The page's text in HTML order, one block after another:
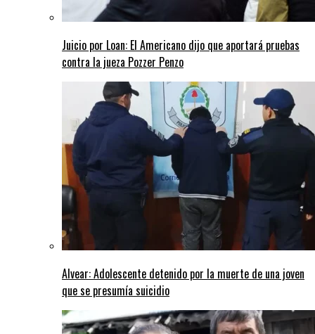
Juicio por Loan: El Americano dijo que aportará pruebas
contra la jueza Pozzer Penzo
Alvear: Adolescente detenido por la muerte de una joven
que se presumía suicidio